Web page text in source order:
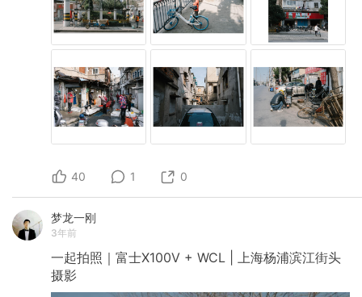
40 1 0
梦龙一刚
3年前
一起拍照｜富士X100V + WCL
上海杨浦滨江街头
摄影